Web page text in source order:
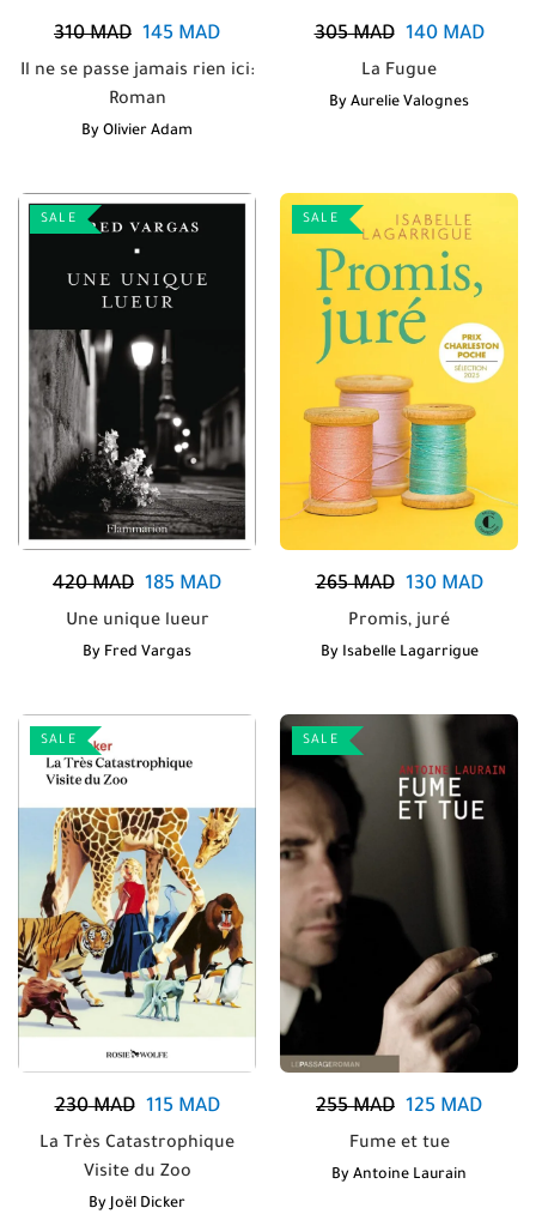
310MAD 145 MAD
Il ne se passe jamais rien ici:
Roman
By Olivier Adam
305MAD 140MAD
La Fugue
By Aurelie Valognes
SALE
420MAD 185 MAD
Une unique lueur
By Fred Vargas
SALE
265MAD 130MAD
Promis, juré
By Isabelle Lagarrigue
SALE
230MAD 115MAD
La Très Catastrophique
Visite du Zoo
By Joël Dicker
SALE
255MAD 125 MAD
Fume et tue
By Antoine Laurain